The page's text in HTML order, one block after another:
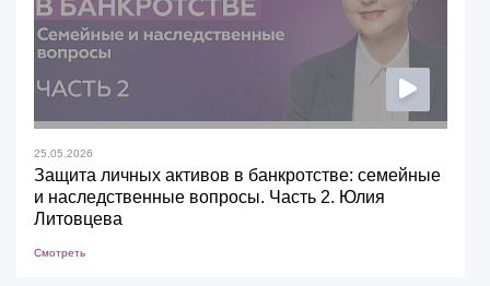
25.05.2026
Защита личных активов в банкротстве: семейные
и наследственные вопросы. Часть 2. Юлия
Литовцева
Смотреть